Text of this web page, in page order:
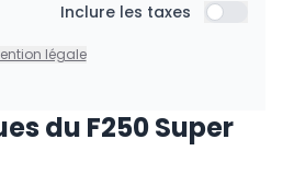
Inclure les taxes Inclure
légale
du F250 Super